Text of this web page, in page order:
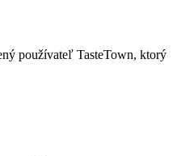
používateľ TasteTown, ktorý